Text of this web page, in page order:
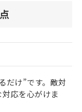
だけ”です。敵対
応を心がけま